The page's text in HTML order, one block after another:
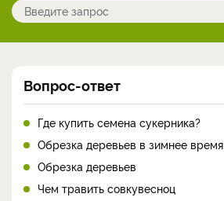
Вопрос-ответ
Где купить семена сукерника?
Обрезка деревьев в зимнее время
Обрезка деревьев
Чем травить совкувесноц